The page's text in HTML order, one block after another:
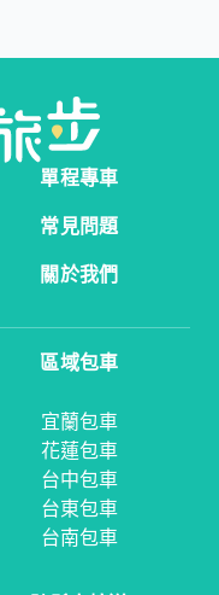
單程專車
常見問題
關於我們
區域包車
宜蘭包車
花蓮包車
台中包車
台東包車
台南包車